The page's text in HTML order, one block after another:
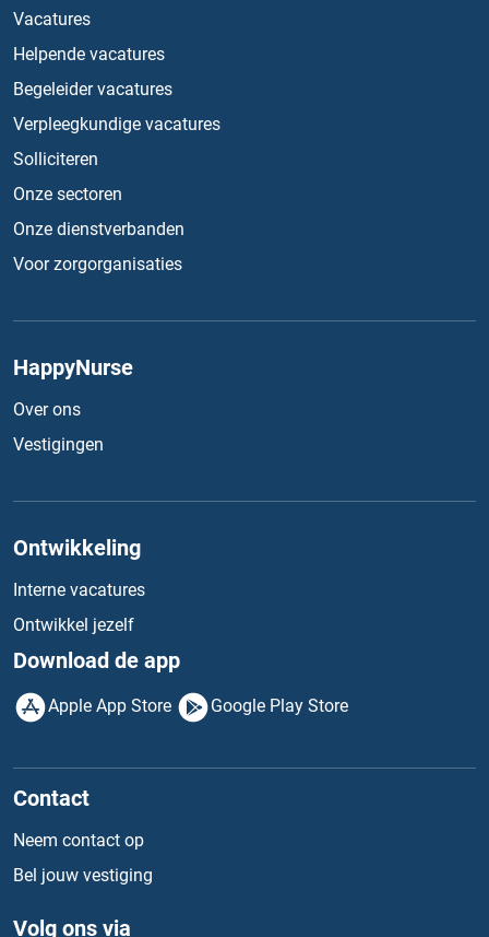
Vacatures
Helpende vacatures
Begeleider vacatures
Verpleegkundige vacatures
Solliciteren
Onze sectoren
Onze dienstverbanden
Voor zorgorganisaties
HappyNurse
Over ons
Vestigingen
Ontwikkeling
Interne vacatures
Ontwikkel jezelf
Download de app
Apple App Store Google Play Store
Contact
Neem contact op
Bel jouw vestiging
Volg ons via